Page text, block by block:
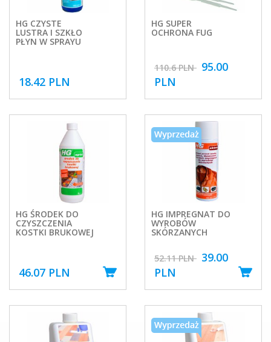
HG CZYSTE
LUSTRA I SZKŁO
PŁYN W SPRAYU
18.42 PLN
HG SUPER
OCHRONA FUG
110.6 PLN 95.00
PLN
HG ŚRODEK DO
CZYSZCZENIA
KOSTKI BRUKOWEJ
46.07 PLN
HG IMPREGNAT DO
WYROBÓW
SKÓRZANYCH
52.11 PLN 39.00
PLN